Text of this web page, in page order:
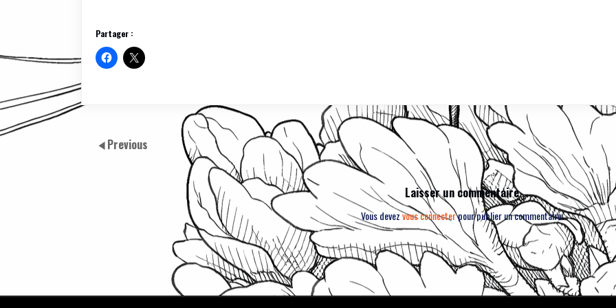
Partager :
Previous
Laisser un commentaire
Vous devezvous connecterpour publier un commentaire.